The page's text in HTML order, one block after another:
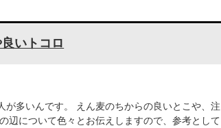
いトコロ
多いんです。 えん麦のちからの良いとこや、注
辺について色々とお伝えしますので、参考として